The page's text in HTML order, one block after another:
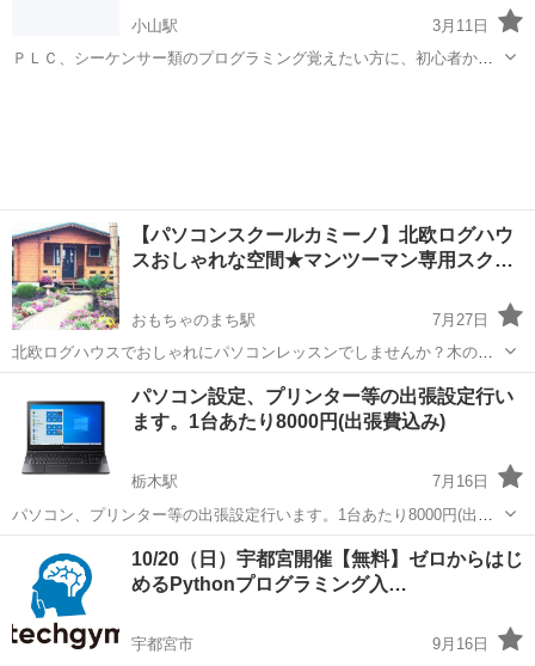
小山駅
3月11日
ＰＬＣ、シーケンサー類のプログラミング覚えたい方に、初心者から
【パソコンスクールカミーノ】北欧ログハウ
スおしゃれな空間★マンツーマン専用スク…
おもちゃのまち駅
7月27日
北欧ログハウスでおしゃれにパソコンレッスンでしませんか？木のぬ
くもりの癒しを感じながら集中力もアップ！マンツーマン専用スクー
ルですので、グループレッスンが苦手な方向け。ご希望の内容又は初
心者でも丁寧にレッスン致します。マンツ...
下都賀郡 おもちゃのまち駅 Windows総合
ログハウス
パソコン設定、プリンター等の出張設定行い
ます。1台あたり8000円(出張費込み)
栃木駅
7月16日
パソコン、プリンター等の出張設定行います。1台あたり8000円(出張
費込み)。 Windowsパソコンのセッティング、初期設定行います。イン
ターネットショッピングや量販店で購入したノートパソコンなど、設
定わからない場合はぜ...
栃木駅 パソコン インストール
10/20（日）宇都宮開催【無料】ゼロからはじ
めるPythonプログラミング入…
宇都宮市
9月16日